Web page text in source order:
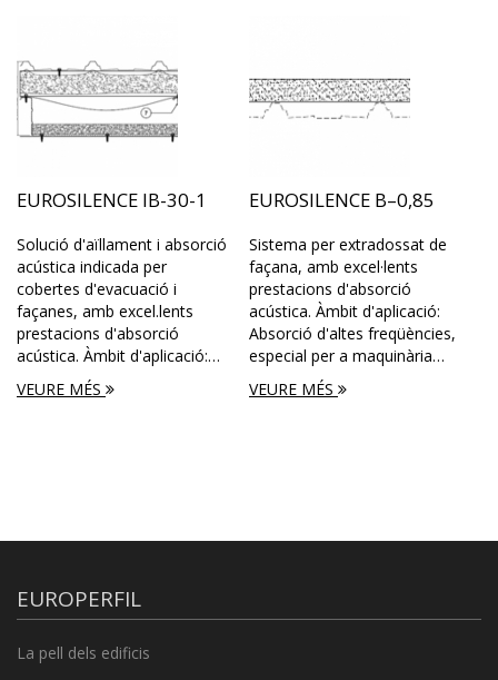
EUROSILENCE IB-30-1
Solució d'aïllament i absorció
acústica indicada per
cobertes d'evacuació i
façanes, amb excel.lents
prestacions d'absorció
acústica. Àmbit d'aplicació:…
VEURE MÉS
EUROSILENCE B–0,85
Sistema per extradossat de
façana, amb excel·lents
prestacions d'absorció
acústica. Àmbit d'aplicació:
Absorció d'altes freqüències,
especial per a maquinària…
VEURE MÉS
EUROPERFIL
La pell dels edificis